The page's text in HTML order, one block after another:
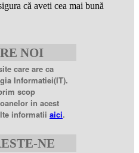
că aveti cea mai bună
NOI
care are ca
Informatiei(IT).
scop
in acest
informatii aici.
NE